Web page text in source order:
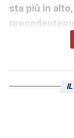
sta più in
La
della